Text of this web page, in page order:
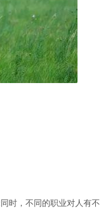
时，不同的职业对人有不